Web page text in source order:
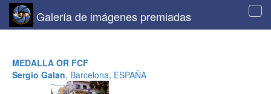
Galería de imágenes premiadas
MEDALLA OR FCF
Sergio Galan, Barcelona, ESPAÑA